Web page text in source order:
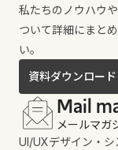
私たちのノウハウ
ついて詳細にまと
い。
資料ダウンロード
Mail
メールマガ
UI/UXデザイン・